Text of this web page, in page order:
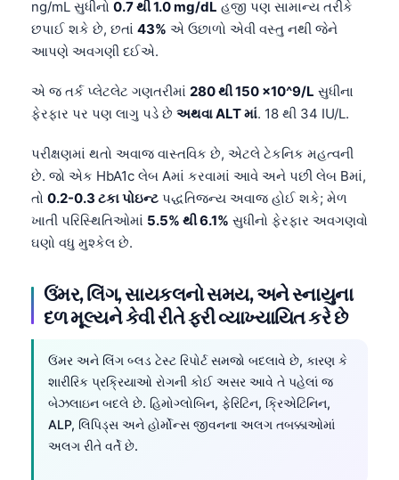
ng/mL સુધીનો 0.7 થી 1.0 mg/dL હજી પણ સામાન્ય તરીકે
છપાઈ શકે છે, છતાં 43% એ ઉછાળો એવી વસ્તુ નથી જેને
આપણે અવગણી દઈએ.
એ જ તર્ક પ્લેટલેટ ગણતરીમાં 280 થી 150 ×10^9/L સુધીના
ફેરફાર પર પણ લાગુ પડે છે અથવા ALT માં. 18 થી 34 IU/L.
પરીક્ષણમાં થતો અવાજ વાસ્તવિક છે, એટલે ટેકનિક મહત્વની
છે. જો એક HbA1c લેબ Aમાં કરવામાં આવે અને પછી લેબ Bમાં,
તો 0.2-0.3 ટકા પોઇન્ટ પદ્ધતિજન્ય અવાજ હોઈ શકે; મેળ
ખાતી પરિસ્થિતિઓમાં 5.5% થી 6.1% સુધીનો ફેરફાર અવગણવો
ઘણો વધુ મુશ્કેલ છે.
ઉંમર, લિંગ, સાયકલનો સમય, અને સ્નાયુના
દળ મૂલ્યને કેવી રીતે ફરી વ્યાખ્યાયિત કરે છે
ઉંમર અને લિંગ બ્લડ ટેસ્ટ રિપોર્ટ સમજો બદલાવે છે, કારણ કે
શારીરિક પ્રક્રિયાઓ રોગની કોઈ અસર આવે તે પહેલાં જ
બેઝલાઇન બદલે છે. હિમોગ્લોબિન, ફેરિટિન, ક્રિએટિનિન,
ALP, લિપિડ્સ અને હોર્મોન્સ જીવનના અલગ તબક્કાઓમાં
અલગ રીતે વર્તે છે.